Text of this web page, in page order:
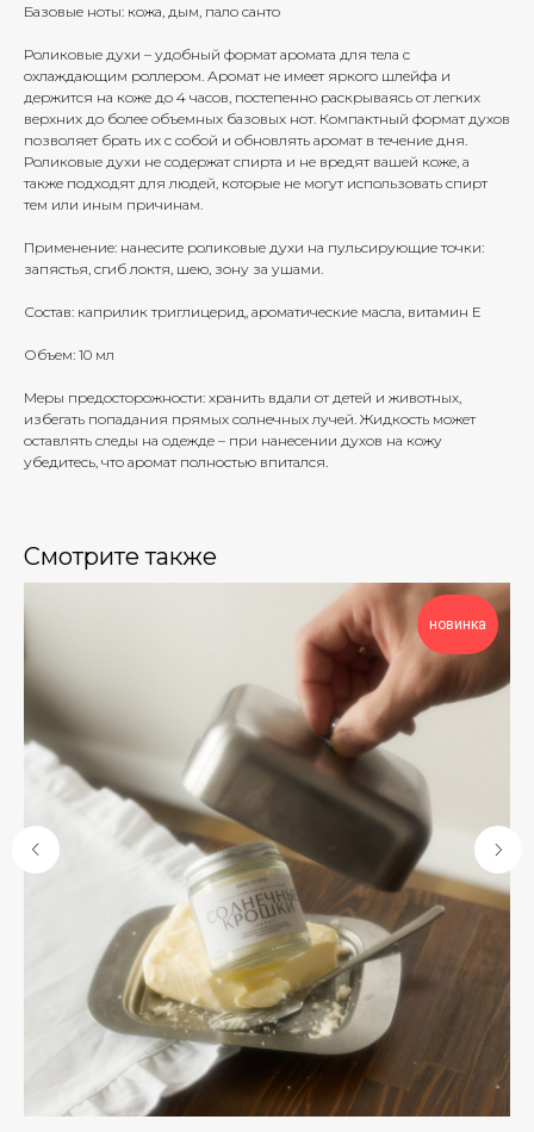
Базовые ноты: кожа, дым, пало санто
Роликовые духи – удобный формат аромата для тела с
охлаждающим роллером. Аромат не имеет яркого шлейфа и
держится на коже до 4 часов, постепенно раскрываясь от легких
верхних до более объемных базовых нот. Компактный формат духов
позволяет брать их с собой и обновлять аромат в течение дня.
Роликовые духи не содержат спирта и не вредят вашей коже, а
также подходят для людей, которые не могут использовать спирт
тем или иным причинам.
Применение: нанесите роликовые духи на пульсирующие точки:
запястья, сгиб локтя, шею, зону за ушами.
Состав: каприлик триглицерид, ароматические масла, витамин Е
Объем: 10 мл
Меры предосторожности: хранить вдали от детей и животных,
избегать попадания прямых солнечных лучей. Жидкость может
оставлять следы на одежде – при нанесении духов на кожу
убедитесь, что аромат полностью впитался.
Смотрите также
новинка